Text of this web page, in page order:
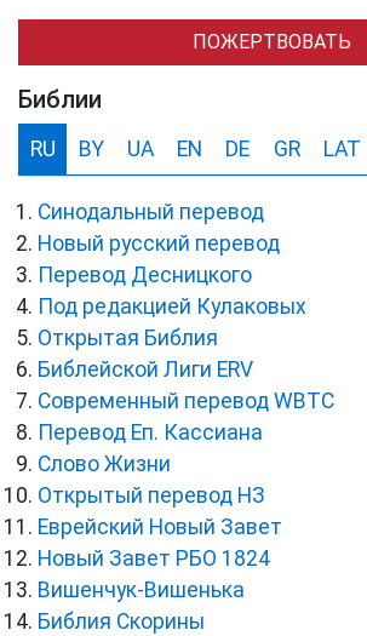
ПОЖЕРТВОВАТЬ
Библии
RU BY UA EN DE GR LAT
Синодальный перевод
Новый русский перевод
Перевод Десницкого
Под редакцией Кулаковых
Открытая Библия
Библейской Лиги ERV
Cовременный перевод WBTC
Перевод Еп. Кассиана
Слово Жизни
Открытый перевод НЗ
Еврейский Новый Завет
Новый Завет РБО 1824
Вишенчук-Вишенька
Библия Скорины